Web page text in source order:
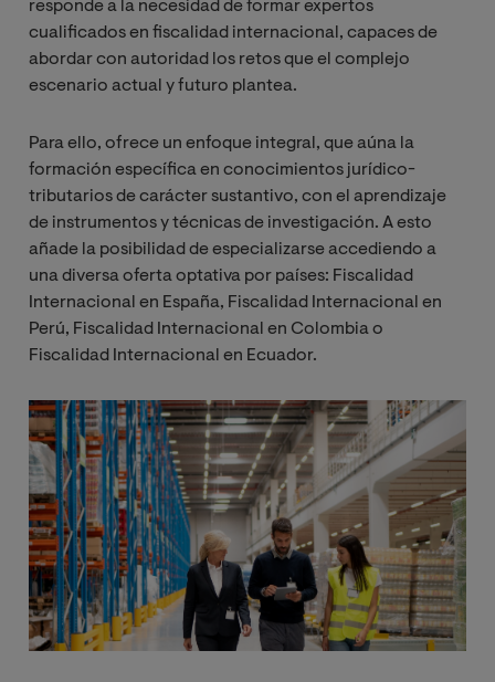
responde a la necesidad de formar expertos
cualificados en fiscalidad internacional, capaces de
abordar con autoridad los retos que el complejo
escenario actual y futuro plantea.
Para ello, ofrece un enfoque integral, que aúna la
formación específica en conocimientos jurídico-
tributarios de carácter sustantivo, con el aprendizaje
de instrumentos y técnicas de investigación. A esto
añade la posibilidad de especializarse accediendo a
una diversa oferta optativa por países: Fiscalidad
Internacional en España, Fiscalidad Internacional en
Perú, Fiscalidad Internacional en Colombia o
Fiscalidad Internacional en Ecuador.
Image